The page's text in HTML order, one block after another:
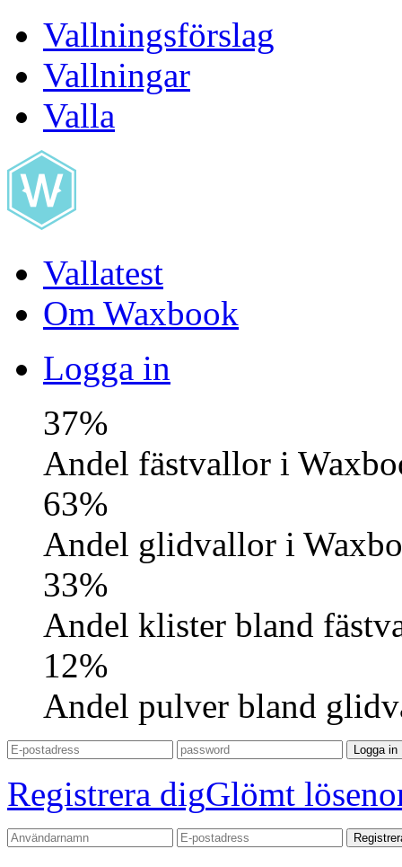
Vallningsförslag
Vallningar
Valla
Vallatest
Om Waxbook
Logga in
37%
Andel fästvallor i
63%
Andel glidvallor i
33%
Andel klister bland
12%
Andel pulver bland
Logga in
Registrera digGlömt